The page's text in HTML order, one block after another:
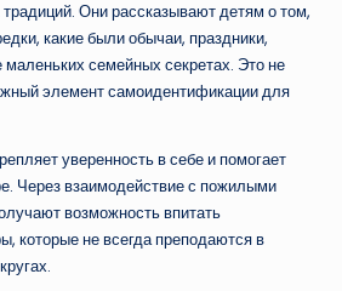
Они рассказывают детям о том,
какие были обычаи, праздники,
семейных секретах. Это не
элемент самоидентификации для
уверенность в себе и помогает
Через взаимодействие с пожилыми
возможность впитать
которые не всегда преподаются в